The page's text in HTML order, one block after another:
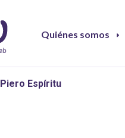
Quiénes somos
Piero Espíritu